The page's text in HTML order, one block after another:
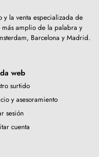
y la venta especializada de
amplio de la palabra y
Barcelona y Madrid.
web
surtido
y asesoramiento
sesión
cuenta